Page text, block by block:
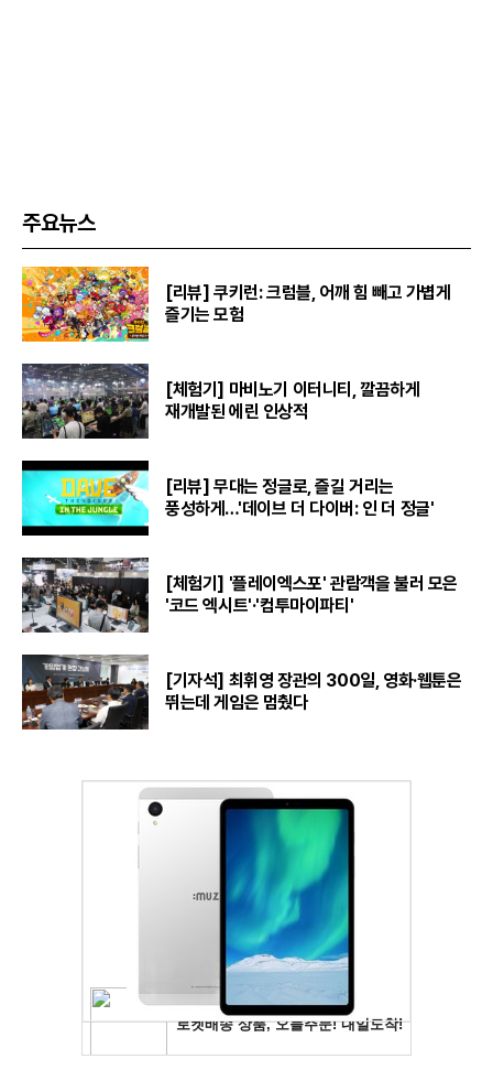
주요뉴스
[리뷰] 쿠키런: 크럼블, 어깨 힘 빼고 가볍게
즐기는 모험
[체험기] 마비노기 이터니티, 깔끔하게
재개발된 에린 인상적
[리뷰] 무대는 정글로, 즐길 거리는
풍성하게…'데이브 더 다이버: 인 더 정글'
[체험기] '플레이엑스포' 관람객을 불러 모은
'코드 엑시트'·'컴투마이파티'
[기자석] 최휘영 장관의 300일, 영화·웹툰은
뛰는데 게임은 멈췄다